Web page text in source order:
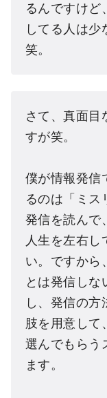
るんですけど
してる人は少
笑。
さて、真面目
すが笑。
僕が情報発信
るのは「ミス
発信を読んで
人生を左右し
い。ですから
とは発信しな
し、発信の方
肢を用意して
選んでもらう
ます。